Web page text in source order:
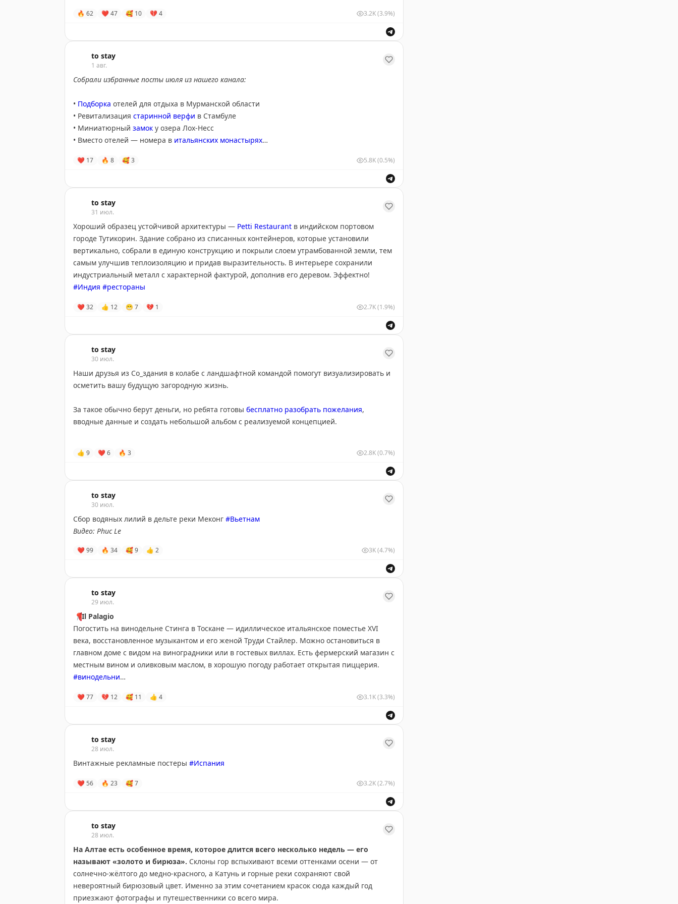
🔥 62 ❤ 47 🥰 10 💔 4 3.2K(3.9%)
to stay
1 авг.
Собрали избранные посты июля из нашего канала:
• Подборка отелей для отдыха в Мурманской области
• Ревитализация старинной верфи в Стамбуле
• Миниатюрный замок у озера Лох-Несс
• Вместо отелей — номера в итальянских монастырях
❤ 17 🔥 8 🥰3 5.8K(0.5%)
to stay
31 июл.
Хороший образец устойчивой архитектуры — Petti Restaurant в индийском портовом
городе Тутикорин. Здание собрано из списанных контейнеров, которые установили
вертикально, собрали в единую конструкцию и покрыли слоем утрамбованной земли, тем
самым улучшив теплоизоляцию и придав выразительность. В интерьере сохранили
индустриальный металл с характерной фактурой, дополнив его деревом. Эффектно!
#Индия #рестораны
❤ 32 👍 12 😁 7 💔 1 2.7K(1.9%)
to stay
30 июл.
Наши друзья из Со_здания в колабе с ландшафтной командой помогут визуализировать и
осметить вашу будущую загородную жизнь.
За такое обычно берут деньги, но ребята готовы бесплатно разобрать пожелания,
вводные данные и создать небольшой альбом с реализуемой концепцией.
оптимальную планировку и интерьер. Ещё и поймёте бюджет с учётом всех деталей — от
Для участия просто
участку, фото и все материалы, которые помогут лучше рассмотреть место.
Поспешите, команда сможет принять только 20 заявок.
👍 9 ❤ 6 🔥 3 2.8K(0.7%)
to stay
30 июл.
Сбор водяных лилий в дельте реки Меконг #Вьетнам
Видео: Phuc Le
❤ 99 🔥 34 🥰9 👍 2 3K(4.7%)
to stay
29 июл.
📍Il Palagio
Погостить на винодельне Стинга в Тоскане — идиллическое итальянское поместье XVI
века, восстановленное музыкантом и его женой Труди Стайлер. Можно остановиться в
главном доме с видом на виноградники или в гостевых виллах. Есть фермерский магазин с
местным вином и оливковым маслом, в хорошую погоду работает открытая пиццерия.
#винодельни
Тоскана •#Италия
❤ 77 💔 12 🥰 11 👍 4 3.1K(3.3%)
to stay
28 июл.
Винтажные рекламные постеры #Испания
❤ 56 🔥 23 🥰7 3.2K(2.7%)
to stay
28 июл.
На Алтае есть особенное время, которое длится всего несколько недель — его
называют «золото и бирюза». Склоны гор вспыхивают всеми оттенками осени — от
солнечно-жёлтого до медно-красного, а Катунь и горные реки сохраняют свой
невероятный бирюзовый цвет. Именно за этим сочетанием красок сюда каждый год
приезжают фотографы и путешественники со всего мира.